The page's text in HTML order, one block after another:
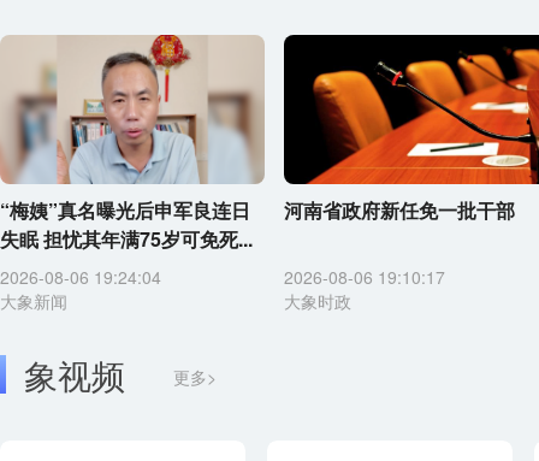
“梅姨”真名曝光后申军良连日
失眠 担忧其年满75岁可免死...
2026-08-06 19:24:04
大象新闻
河南省政府新任免一批干部
2026-08-06 19:10:17
大象时政
象视频 更多>